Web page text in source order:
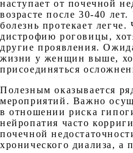
наступает от почечной
возрасте после 30-40
болезнь протекает
дистрофию роговицы,
другие проявления.
жизни у женщин выше,
присоединяться
Полезным оказывается
мероприятий. Важно
в отношении риска
нейропатия часто
почечной
хронического диализа, а